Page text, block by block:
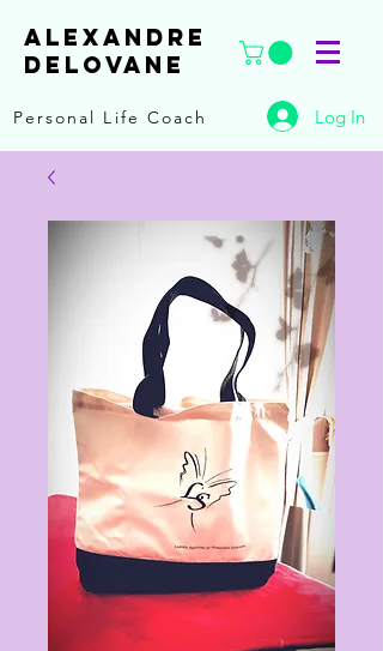
ALEXANDRE
DELOVANE
Personal Life Coach Log In